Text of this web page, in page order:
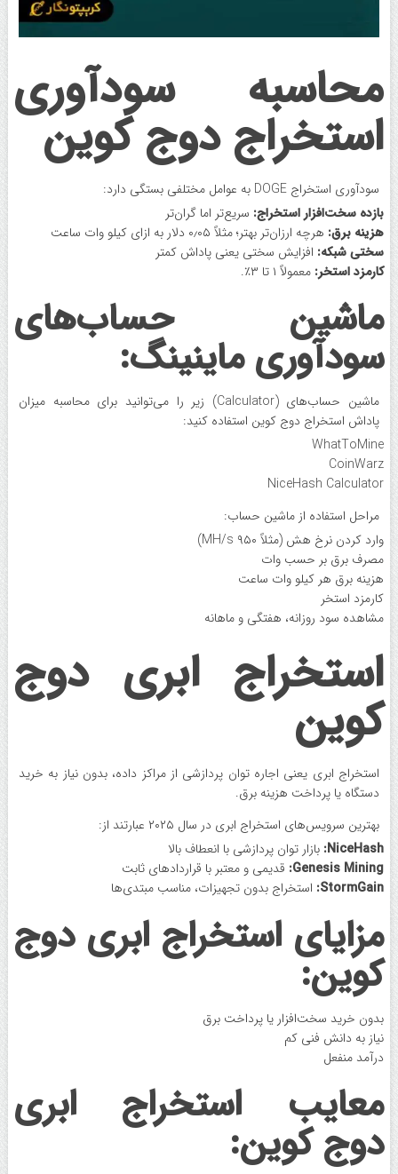
محاسبه سودآوری
استخراج دوج ‌کوین
سودآوری استخراج DOGE به عوامل مختلفی بستگی دارد:
بازده سخت‌افزار ‌استخراج: سریع‌تر اما گران‌تر
هزینه برق: هرچه ارزان‌تر بهتر؛ مثلاً ۰٫۰۵ دلار به ازای کیلو وات ساعت
سختی شبکه: افزایش سختی یعنی پاداش کمتر
کارمزد استخر: معمولاً ۱ تا ۳٪.
ماشین حساب‌های
سودآوری ماینینگ:
ماشین‌ حساب‌های (Calculator) زیر را می‌توانید برای محاسبه میزان
پاداش استخراج دوج کوین استفاده کنید:
WhatToMine
CoinWarz
NiceHash Calculator
مراحل استفاده از ماشین حساب:
وارد کردن نرخ هش (مثلاً ۹۵۰ MH/s)
مصرف برق بر حسب وات
هزینه برق هر کیلو وات‌ ساعت
کارمزد استخر
مشاهده سود روزانه، هفتگی و ماهانه
استخراج ابری دوج
‌کوین
استخراج ابری یعنی اجاره توان پردازشی از مراکز داده، بدون نیاز به خرید
دستگاه یا پرداخت هزینه برق.
بهترین سرویس‌های استخراج ابری در سال ۲۰۲۵ عبارتند از:
NiceHash: بازار توان پردازشی با انعطاف بالا
Genesis Mining: قدیمی و معتبر با قراردادهای ثابت
StormGain: استخراج بدون تجهیزات، مناسب مبتدی‌ها
مزایای استخراج ابری دوج
‌کوین:
بدون خرید سخت‌افزار یا پرداخت برق
نیاز به دانش فنی کم
درآمد منفعل
معایب استخراج ابری
دوج ‌کوین: